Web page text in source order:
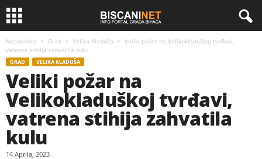
Naslovnica Grad Velika Kladuša
Veliki požar na Velikokladuškoj tvrđavi,
vatrena stihija zahvatila kulu
GRAD VELIKA KLADUŠA
Veliki požar na
Velikokladuškoj tvrđavi,
vatrena stihija zahvatila
kulu
14 Aprila, 2023